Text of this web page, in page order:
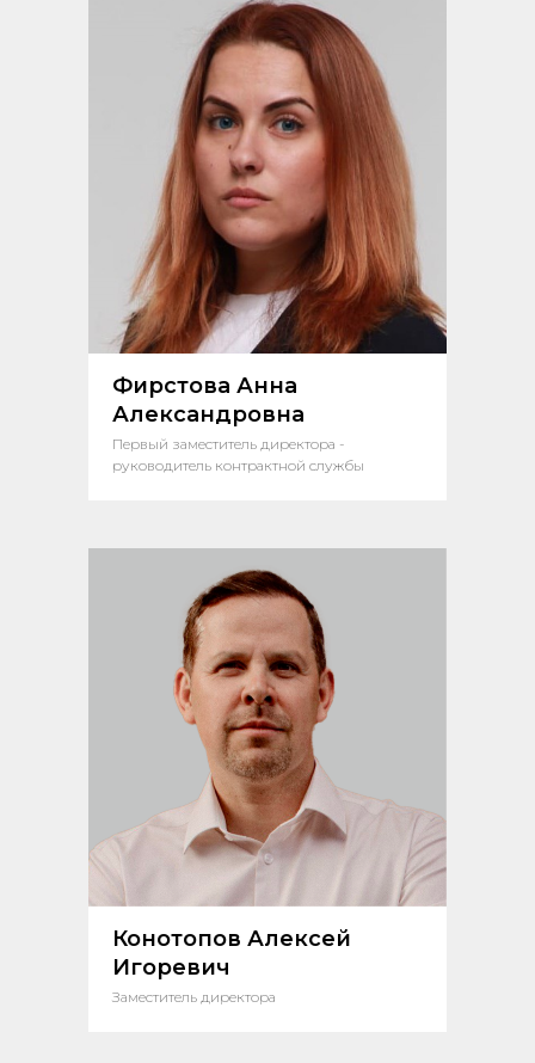
Фирстова Анна
Александровна
Первый заместитель директора -
руководитель контрактной службы
Конотопов Алексей
Игоревич
Заместитель директора